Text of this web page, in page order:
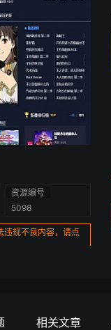
资源编号
5098
违规不良内容，请点
相关文章